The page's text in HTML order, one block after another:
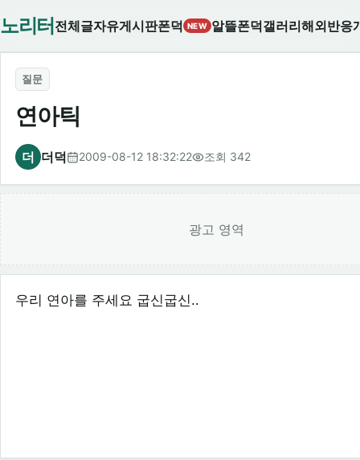
노리터 전체글자유게시판폰덕 NEW 알뜰폰덕갤러리해외반응
질문
연아틱
더 더덕 2009-08-12 18:32:22 조회 342
광고 영역
우리 연아를 주세요 굽신굽신..